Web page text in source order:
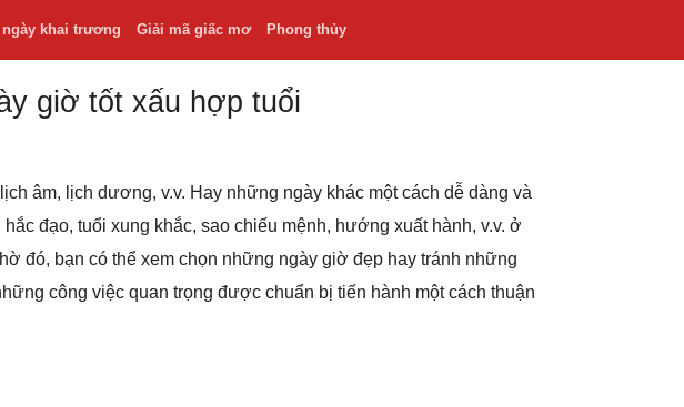
ngày khai trương Giải mã giấc mơ Phong thủy
giờ tốt xấu hợp tuổi
âm, lịch dương, v.v. Hay những ngày khác một cách dễ dàng và
đạo, tuổi xung khắc, sao chiếu mệnh, hướng xuất hành, v.v. ở
đó, bạn có thể xem chọn những ngày giờ đẹp hay tránh những
công việc quan trọng được chuẩn bị tiến hành một cách thuận